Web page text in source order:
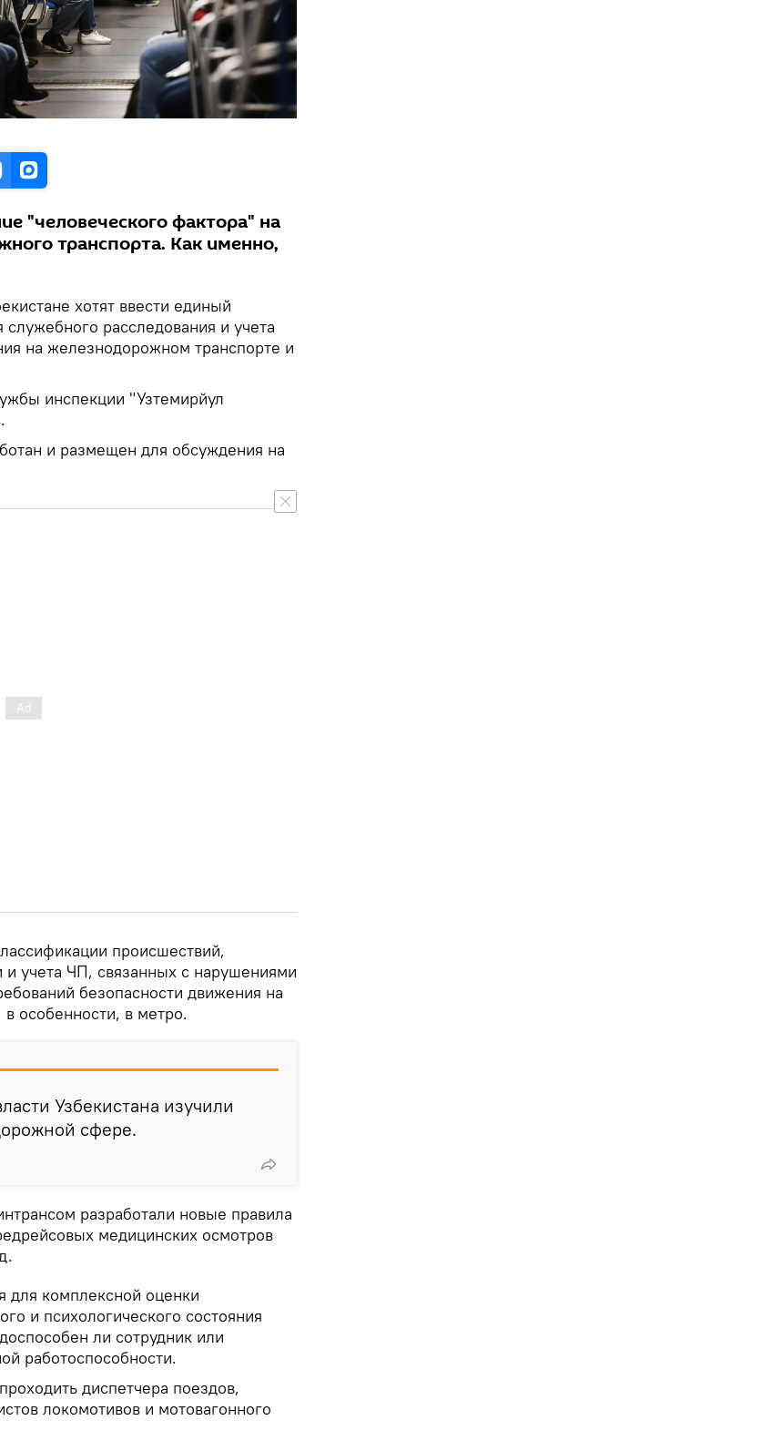
"человеческого фактора" на
транспорта. Как именно,
хотят ввести единый
расследования и учета
на железнодорожном транспорте и
инспекции "Узтемирйул
и размещен для обсуждения на
происшествий,
учета ЧП, связанных с нарушениями
безопасности движения на
особенности, в метро.
Узбекистана изучили
сфере.
разработали новые правила
медицинских осмотров
для комплексной оценки
и психологического состояния
ли сотрудник или
работоспособности.
диспетчера поездов,
локомотивов и мотовагонного